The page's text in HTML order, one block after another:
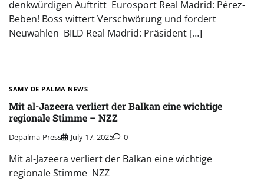
denkwürdigen Auftritt Eurosport Real Madrid: Pérez-
Beben! Boss wittert Verschwörung und fordert
Neuwahlen BILD Real Madrid: Präsident […]
SAMY DE PALMA NEWS
Mit al-Jazeera verliert der Balkan eine wichtige
regionale Stimme – NZZ
Depalma-Press July 17, 2025 0
Mit al-Jazeera verliert der Balkan eine wichtige
regionale Stimme NZZ